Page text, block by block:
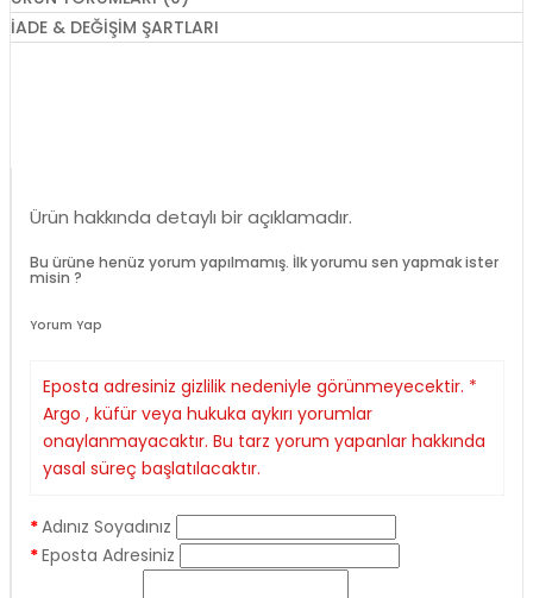
İADE & DEĞIŞIM ŞARTLARI
Ürün hakkında detaylı bir açıklamadır.
Bu ürüne henüz yorum yapılmamış. İlk yorumu sen yapmak ister
misin ?
Yorum Yap
Eposta adresiniz gizlilik nedeniyle görünmeyecektir. *
Argo , küfür veya hukuka aykırı yorumlar
onaylanmayacaktır. Bu tarz yorum yapanlar hakkında
yasal süreç başlatılacaktır.
Adınız Soyadınız
Eposta Adresiniz